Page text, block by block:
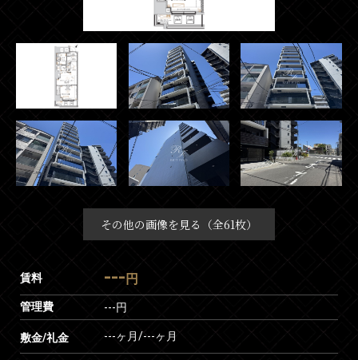
その他の画像を見る（全61枚）
賃料 --- 円
管理費 ---円
敷金/礼金 ---ヶ月/---ヶ月